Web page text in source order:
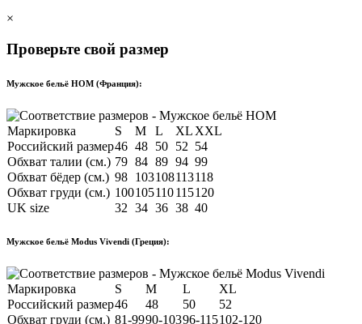
×
Проверьте свой размер
Мужское бельё HOM (Франция):
Маркировка S M L XL XXL
Российский размер46 48 50 52 54
Обхват талии (см.) 79 84 89 94 99
Обхват бёдер (см.) 98 103108113118
Обхват груди (см.) 100105110115120
UK size
32 34 36 38 40
Мужское бельё Modus Vivendi (Греция):
Маркировка S M L
XL
Российский размер46 48 50
52
Обхват груди (см.) 81-9990-10396-115102-120